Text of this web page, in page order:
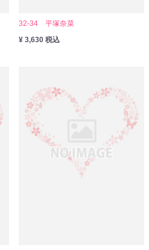
32-34 平塚奈菜
¥ 3,630 税込